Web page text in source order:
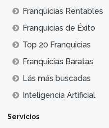
Franquicias Rentables
Franquicias de Éxito
Top 20 Franquicias
Franquicias Baratas
Lás más buscadas
Inteligencia Artificial
Servicios